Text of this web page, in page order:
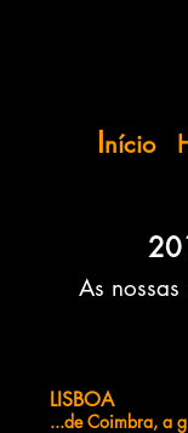
Início
As
LISBOA​
...de Coimbra, a